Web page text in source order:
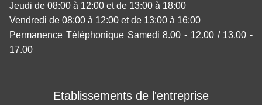
Jeudi de 08:00 à 12:00 et de 13:00 à 18:00
Vendredi de 08:00 à 12:00 et de 13:00 à 16:00
Permanence Téléphonique Samedi 8.00 - 12.00 / 13.00 -
17.00
Etablissements de l'entreprise